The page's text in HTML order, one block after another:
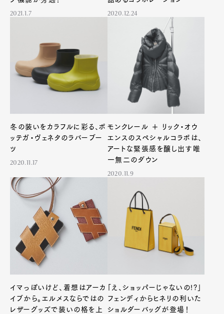
2021.1.7 2020.12.24
冬の装いをカラフルに彩る、ボ
ッテガ・ヴェネタのラバーブー
ツ
2020.11.17
モンクレール ＋ リック・オウ
エンスのスペシャルコラボは、
アートな緊張感を醸し出す唯
一無二のダウン
2020.11.9
イマっぽいけど、着想はアーカ
イブから。エルメスならではの
レザーグッズで装いの格を上
「え、ショッパーじゃないの!?」
フェンディからヒネリの利いた
ショルダーバッグが登場！